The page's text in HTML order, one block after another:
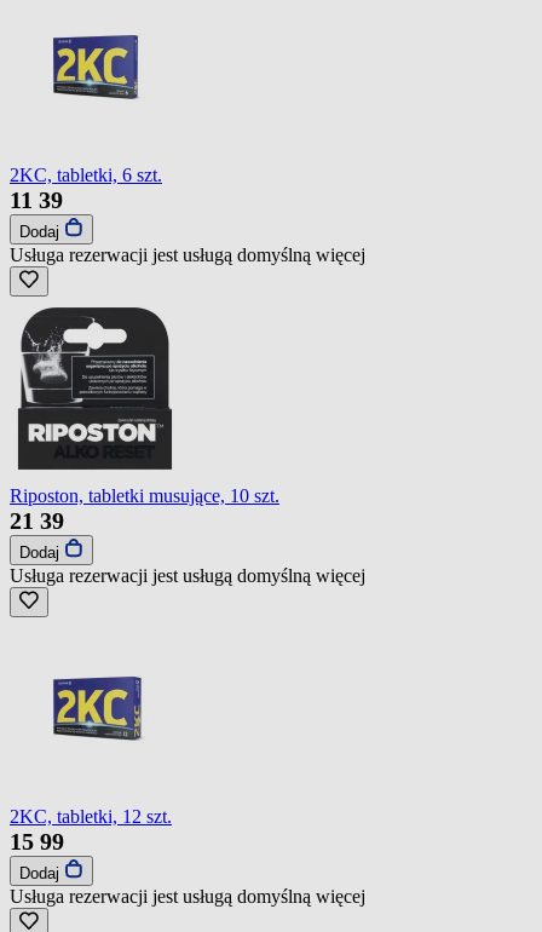
2KC, tabletki, 6 szt.
11 39
Dodaj
Usługa rezerwacji jest usługą domyślną więcej
Riposton, tabletki musujące, 10 szt.
21 39
Dodaj
Usługa rezerwacji jest usługą domyślną więcej
2KC, tabletki, 12 szt.
15 99
Dodaj
Usługa rezerwacji jest usługą domyślną więcej